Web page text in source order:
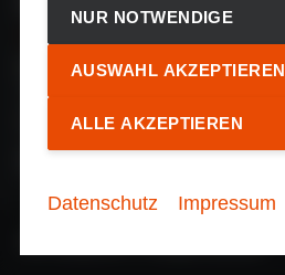
Erreiche uns unter:
+41 56 552 19 00
ch@inp-e.com
NUR NOTWENDIGE
AUSWAHL AKZEPTIEREN
ALLE AKZEPTIEREN
Datenschutz Impressum